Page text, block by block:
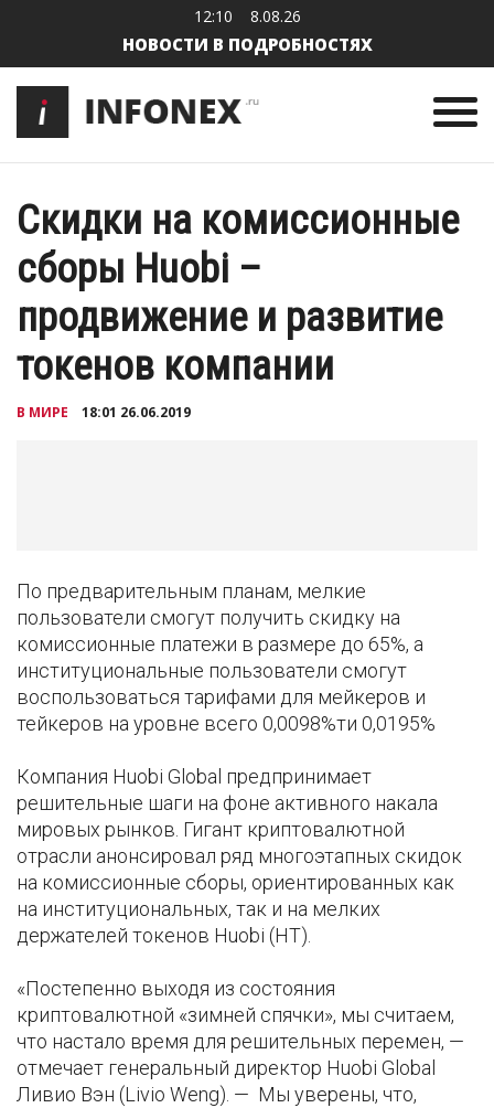
12:10 8.08.26
НОВОСТИ В ПОДРОБНОСТЯХ
Скидки на комиссионные
сборы Huobi –
продвижение и развитие
токенов компании
В МИРЕ 18:01 26.06.2019
По предварительным планам, мелкие
пользователи смогут получить скидку на
комиссионные платежи в размере до 65%, а
институциональные пользователи смогут
воспользоваться тарифами для мейкеров и
тейкеров на уровне всего 0,0098%ти 0,0195%
Компания Huobi Global предпринимает
решительные шаги на фоне активного накала
мировых рынков. Гигант криптовалютной
отрасли анонсировал ряд многоэтапных скидок
на комиссионные сборы, ориентированных как
на институциональных, так и на мелких
держателей токенов Huobi (HT).
«Постепенно выходя из состояния
криптовалютной «зимней спячки», мы считаем,
что настало время для решительных перемен, —
отмечает генеральный директор Huobi Global
Ливио Вэн (Livio Weng). — Мы уверены, что,